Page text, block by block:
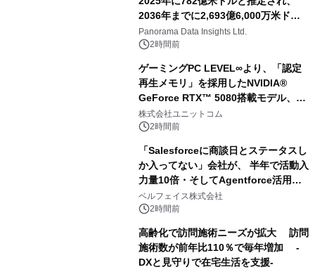
2036年までに2,693億6,000万米ドル
に達すると予測されており、予測期間
（2026年～2036年）
Panorama Data Insights Ltd.
2時間前
ゲーミングPC LEVEL∞より、「認定
再生メモリ」を採用したNVIDIA®
GeForce RTX™ 5080搭載モデル、
NVIDIA® GeForce RTX™ 5070 Ti搭
載モデルを販売開始
株式会社ユニットコム
2時間前
「Salesforceに商談日とステータスし
か入ってない」会社が、 半年で活動入
力量10倍・そしてAgentforce活用へ
── 敷島住宅×bellSalesAI事例公開
ベルフェイス株式会社
2時間前
高齢化で訪問施術ニーズが拡大 訪問
施術数が前年比110％で毎年増加 -
DXと見守りで在宅生活を支援-